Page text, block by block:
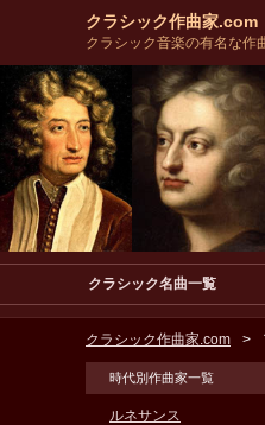
クラシック作曲家.com
クラシック音楽の有名な作
クラシック名曲一覧
クラシック作曲家.com
時代別作曲家一覧
ルネサンス